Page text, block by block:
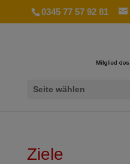
0345 77 57 92 81
Seite wählen
Ziele